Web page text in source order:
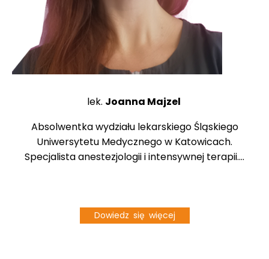
lek. Joanna Majzel
Absolwentka wydziału lekarskiego Śląskiego
Uniwersytetu Medycznego w Katowicach.
Specjalista anestezjologii i intensywnej terapii....
Dowiedz się więcej